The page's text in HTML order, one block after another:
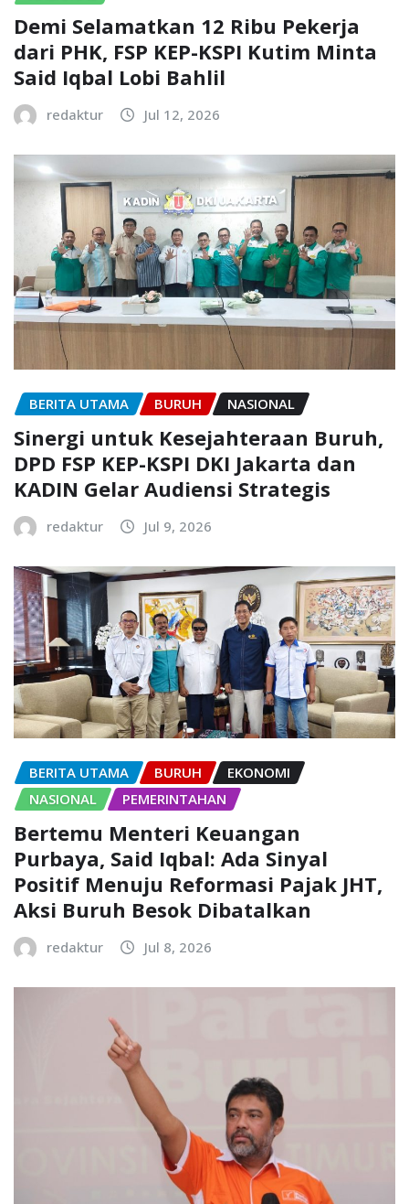
Demi Selamatkan 12 Ribu Pekerja
dari PHK, FSP KEP-KSPI Kutim Minta
Said Iqbal Lobi Bahlil
redaktur Jul 12, 2026
BERITA UTAMA BURUH NASIONAL
Sinergi untuk Kesejahteraan Buruh,
DPD FSP KEP-KSPI DKI Jakarta dan
KADIN Gelar Audiensi Strategis
redaktur Jul 9, 2026
BERITA UTAMA BURUH
EKONOMI
NASIONAL
PEMERINTAHAN
Bertemu Menteri Keuangan
Purbaya, Said Iqbal: Ada Sinyal
Positif Menuju Reformasi Pajak JHT,
Aksi Buruh Besok Dibatalkan
redaktur Jul 8, 2026